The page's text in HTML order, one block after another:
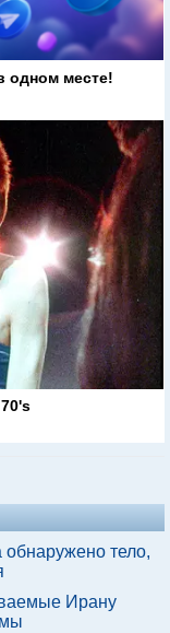
одном месте!
тело,
Ирану